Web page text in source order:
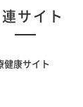
サイト
健康サイト